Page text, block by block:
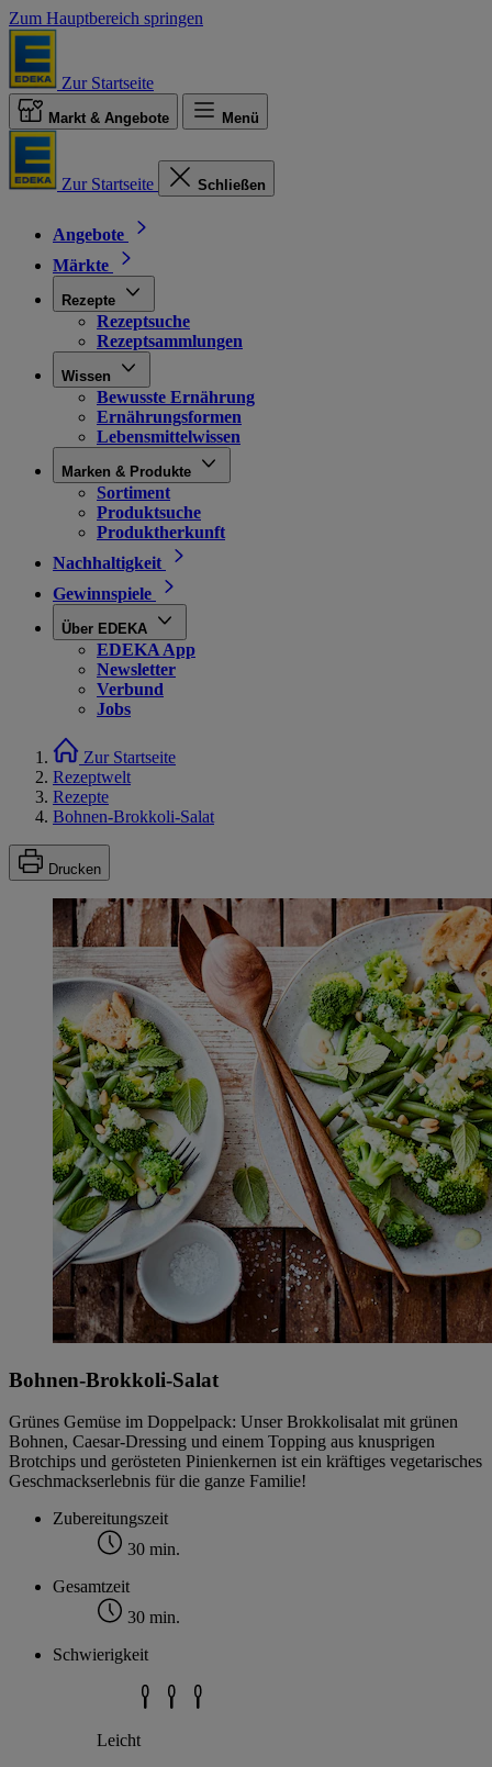
Zum Hauptbereich springen
Zur Startseite
Markt & Angebote Menü
Zur Startseite Schließen
Angebote
Märkte
Rezepte
Rezeptsuche
Rezeptsammlungen
Wissen
Bewusste Ernährung
Ernährungsformen
Lebensmittelwissen
Marken & Produkte
Sortiment
Produktsuche
Produktherkunft
Nachhaltigkeit
Gewinnspiele
Über EDEKA
EDEKA App
Newsletter
Verbund
Jobs
Zur Startseite
Rezeptwelt
Rezepte
Bohnen-Brokkoli-Salat
Drucken
Bohnen-Brokkoli-Salat
Grünes Gemüse im Doppelpack: Unser Brokkolisalat mit grünen
Bohnen, Caesar-Dressing und einem Topping aus knusprigen
Brotchips und gerösteten Pinienkernen ist ein kräftiges vegetarisches
Geschmackserlebnis für die ganze Familie!
Zubereitungszeit
30 min.
Gesamtzeit
30 min.
Schwierigkeit
Leicht